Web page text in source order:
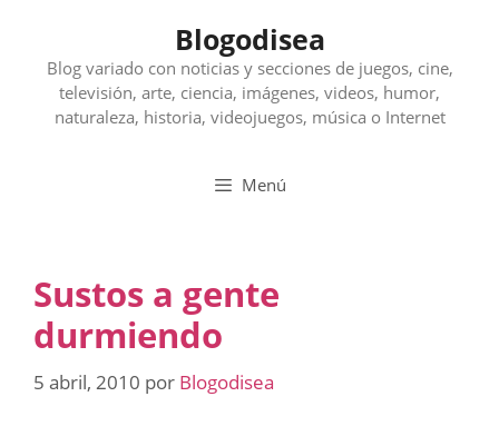
contenido
Blogodisea
Blog variado con noticias y secciones de juegos, cine,
televisión, arte, ciencia, imágenes, videos, humor,
naturaleza, historia, videojuegos, música o Internet
Menú
Sustos a gente
durmiendo
5 abril, 2010 por Blogodisea